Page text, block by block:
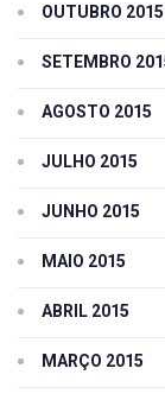
OUTUBRO 2015
SETEMBRO
AGOSTO 2015
JULHO 2015
JUNHO 2015
MAIO 2015
ABRIL 2015
MARÇO 2015